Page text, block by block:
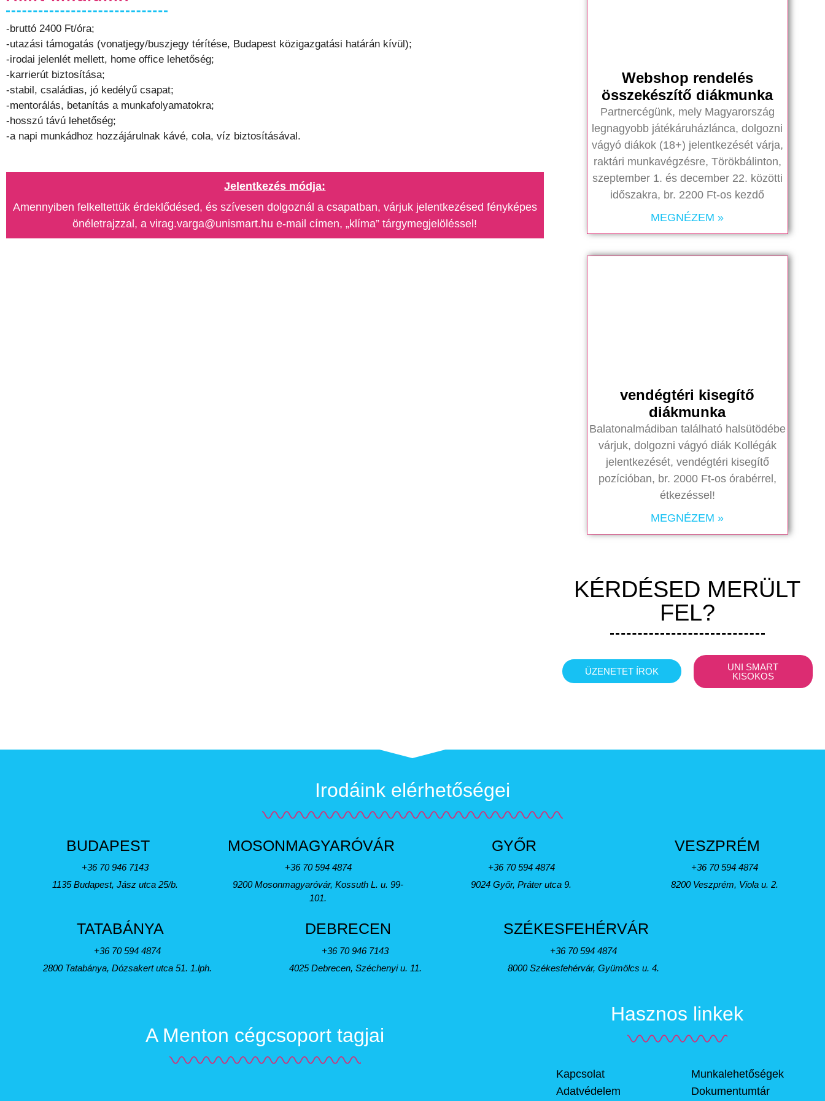
-bruttó 2400 Ft/óra;
-utazási támogatás (vonatjegy/buszjegy térítése, Budapest közigazgatási határán kívül);
-irodai jelenlét mellett, home office lehetőség;
-karrierút biztosítása;
-stabil, családias, jó kedélyű csapat;
-mentorálás, betanítás a munkafolyamatokra;
-hosszú távú lehetőség;
-a napi munkádhoz hozzájárulnak kávé, cola, víz biztosításával.
Jelentkezés módja:
Amennyiben felkeltettük érdeklődésed, és szívesen dolgoznál a csapatban, várjuk jelentkezésed fényképes
önéletrajzzal, a virag.varga@unismart.hu e-mail címen, „klíma” tárgymegjelöléssel!
Webshop rendelés
összekészítő diákmunka
Partnercégünk, mely Magyarország
legnagyobb játékáruházlánca, dolgozni
vágyó diákok (18+) jelentkezését várja,
raktári munkavégzésre, Törökbálinton,
szeptember 1. és december 22. közötti
időszakra, br. 2200 Ft-os kezdő
MEGNÉZEM »
vendégtéri kisegítő
diákmunka
Balatonalmádiban található halsütödébe
várjuk, dolgozni vágyó diák Kollégák
jelentkezését, vendégtéri kisegítő
pozícióban, br. 2000 Ft-os órabérrel,
étkezéssel!
MEGNÉZEM »
KÉRDÉSED MERÜLT
FEL?
ÜZENETET ÍROK
UNI SMART
KISOKOS
Irodáink elérhetőségei
BUDAPEST
+36 70 946 7143
1135 Budapest, Jász utca 25/b.
MOSONMAGYARÓVÁR
+36 70 594 4874
9200 Mosonmagyaróvár, Kossuth L. u. 99-
101.
GYŐR
+36 70 594 4874
9024 Győr, Práter utca 9.
VESZPRÉM
+36 70 594 4874
8200 Veszprém, Viola u. 2.
TATABÁNYA
+36 70 594 4874
2800 Tatabánya, Dózsakert utca 51. 1.lph.
DEBRECEN
+36 70 946 7143
4025 Debrecen, Széchenyi u. 11.
SZÉKESFEHÉRVÁR
+36 70 594 4874
8000 Székesfehérvár, Gyümölcs u. 4.
A Menton cégcsoport tagjai
Hasznos linkek
Kapcsolat
Adatvédelem
Munkalehetőségek
Dokumentumtár